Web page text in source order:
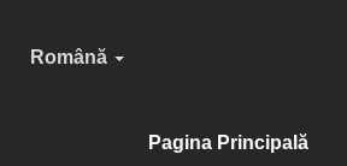
Pagina Principală
Română